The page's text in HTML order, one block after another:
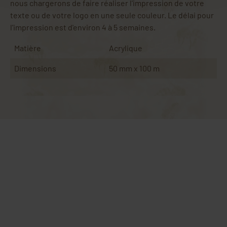
nous chargerons de faire réaliser l'impression de votre
texte ou de votre logo en une seule couleur. Le délai pour
l'impression est d'environ 4 à 5 semaines.
Matière Acrylique
Dimensions 50 mm x 100 m